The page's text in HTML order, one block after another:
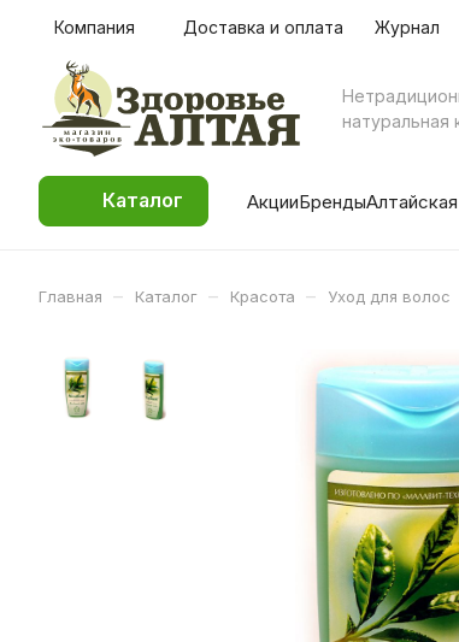
Компания Доставка и оплата Журнал
натуральная
Каталог АкцииБренды
Главная – Каталог – Красота – Уход для волос